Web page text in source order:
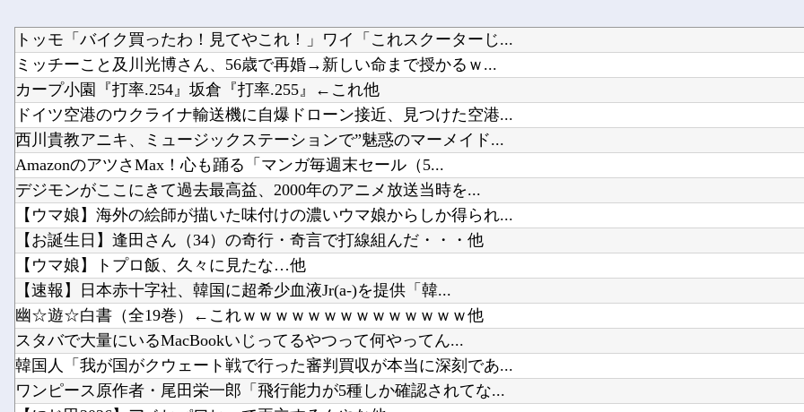
トッモ「バイク買ったわ！見てやこれ！」ワイ「これスクーターじ...
ミッチーこと及川光博さん、56歳で再婚→新しい命まで授かるｗ...
カープ小園『打率.254』坂倉『打率.255』←これ他
ドイツ空港のウクライナ輸送機に自爆ドローン接近、見つけた空港...
西川貴教アニキ、ミュージックステーションで”魅惑のマーメイド...
AmazonのアツさMax！心も踊る「マンガ毎週末セール（5...
デジモンがここにきて過去最高益、2000年のアニメ放送当時を...
【ウマ娘】海外の絵師が描いた味付けの濃いウマ娘からしか得られ...
【お誕生日】逢田さん（34）の奇行・奇言で打線組んだ・・・他
【ウマ娘】トプロ飯、久々に見たな…他
【速報】日本赤十字社、韓国に超希少血液Jr(a-)を提供「韓...
幽☆遊☆白書（全19巻）←これｗｗｗｗｗｗｗｗｗｗｗｗｗｗ他
スタバで大量にいるMacBookいじってるやつって何やってん...
韓国人「我が国がクウェート戦で行った審判買収が本当に深刻であ...
ワンピース原作者・尾田栄一郎「飛行能力が5種しか確認されてな...